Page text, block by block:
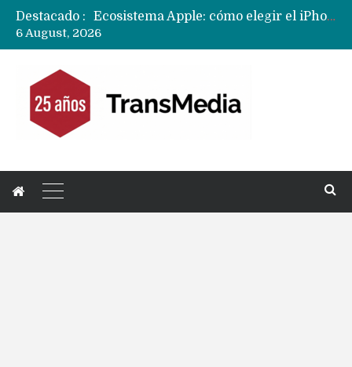
Destacado :
Nuevas filtraciones del Mate 90 Pro Max apuntan a potenciar las cámaras y pantalla OLED doble capa
6 August, 2026